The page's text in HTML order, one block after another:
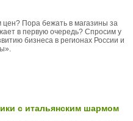
Пора бежать в магазины за
в первую очередь? Спросим у
бизнеса в регионах России и
с итальянским шармом